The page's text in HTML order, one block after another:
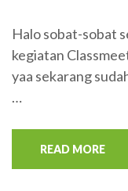
Halo sobat-sobat
kegiatan
yaa sekarang
…
READ MORE